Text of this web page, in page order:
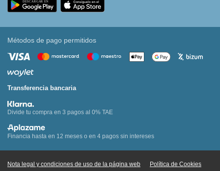
Métodos de pago permitidos
Transferencia bancaria
Divide tu compra en 3 pagos al 0% TAE
Financia hasta en 12 meses o en 4 pagos sin intereses
Nota legal y condiciones de uso de la página web Política de Cookies